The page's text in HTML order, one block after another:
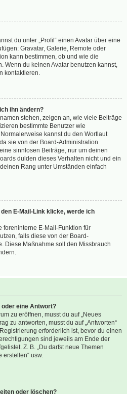
du unter „Profil“ einen Avatar über eine
Gravatar, Galerie, Remote oder
kann bestimmen, ob und wie die
Wenn du keinen Avatar benutzen kannst,
kontaktieren.
ihn ändern?
stehen, zeigen an, wie viele Beiträge
bestimmte Benutzer wie
kannst du den Wortlaut
sie von der Board-Administration
sinnlosen Beiträge, nur um deinen
dulden dieses Verhalten nicht und ein
Rang unter Umständen einfach
E-Mail-Link klicke, werde ich
foreninterne E-Mail-Funktion für
falls diese von der Board-
Diese Maßnahme soll den Missbrauch
eine Antwort?
zu eröffnen, musst du auf „Neues
zu antworten, musst du auf „Antworten“
erforderlich ist, bevor du einen
sind jeweils am Ende der
Z. B. „Du darfst neue Themen
erstellen“ usw.
oder löschen?